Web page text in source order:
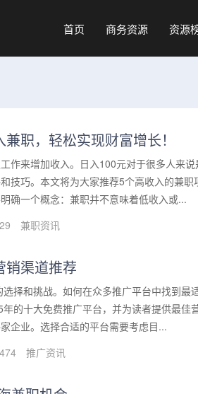
首页 商务资源 资源
职，轻松实现财富增长！
作来增加收入。日入100元对于很多人来
技巧。本文将为大家推荐5个高收入的兼
确一个概念：兼职并不意味着低收入或...
兼职资讯
销渠道推荐
择和挑战。如何在众多推广平台中找到最
的十大免费推广平台，并为读者提供最佳
企业。选择合适的平台需要考虑目...
推广资讯